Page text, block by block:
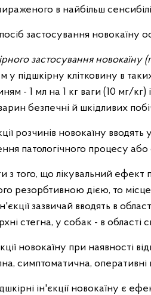
в найбільш
застосування новокаїну
застосування новокаїну
у підшкірну клітковину в
- 1 мл на 1 кг ваги (10 мг/
безпечні й шкідливих
розчинів новокаїну
патологічного процесу
того, що лікувальний ефект
резорбтивною дією, то
зазвичай вводять в
стегна, у собак - в області
новокаїну при наявності
симптоматична, оперативні
ін'єкції новокаїну є